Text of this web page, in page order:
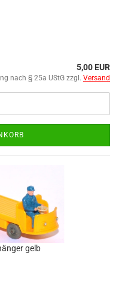
5,00 EUR
nach § 25a UStG zzgl. Versand
gelb